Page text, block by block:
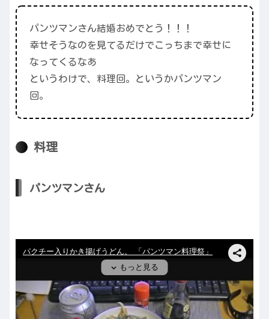
パンツマンさん結婚おめでとう！！！
幸せそうなのを見てるだけでこっちまで幸せに
なってくるなあ
というわけで、料理回。というかパンツマン
回。
料理
パンツマンさん